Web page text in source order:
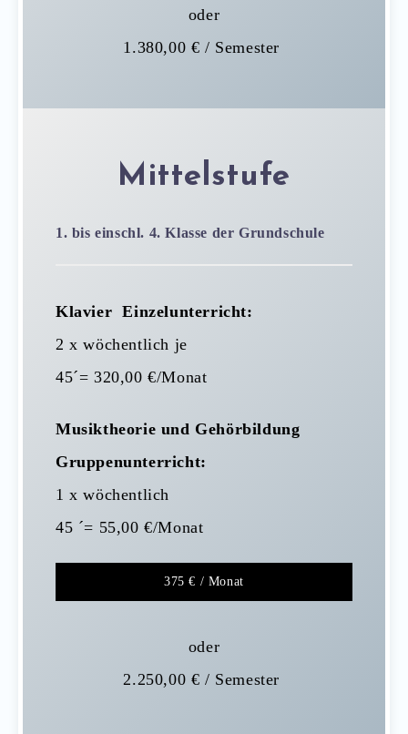
oder
1.380,00 € / Semester
Mittelstufe
1. bis einschl. 4. Klasse der Grundschule
KlavierEinzelunterricht:
2 x wöchentlich je
45´= 320,00 €/Monat
Musiktheorie und Gehörbildung
Gruppenunterricht:
1 x wöchentlich
45 ´= 55,00 €/Monat
375 € / Monat
oder
2.250,00 € / Semester